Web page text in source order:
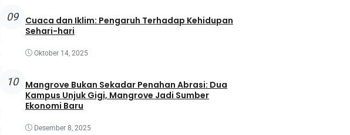
09
Cuaca dan Iklim: Pengaruh Terhadap Kehidupan
Sehari-hari
Oktober 14, 2025
10
Mangrove Bukan Sekadar Penahan Abrasi: Dua
Kampus Unjuk Gigi, Mangrove Jadi Sumber
Ekonomi Baru
Desember 8, 2025